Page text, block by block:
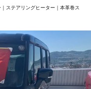
ステアリングヒーター｜本革巻ス